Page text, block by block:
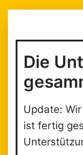
Die
Update:
ist fertig